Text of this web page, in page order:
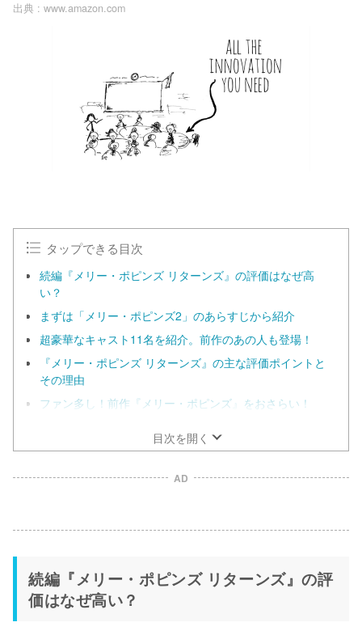
出典 : www.amazon.com
タップできる目次
続編『メリー・ポピンズ リターンズ』の評価はなぜ高
い？
まずは「メリー・ポピンズ2」のあらすじから紹介
超豪華なキャスト11名を紹介。前作のあの人も登場！
『メリー・ポピンズ リターンズ』の主な評価ポイントと
その理由
ファン多し！前作『メリー・ポピンズ』をおさらい！
目次を開く
AD
続編『メリー・ポピンズ リターンズ』の評
価はなぜ高い？